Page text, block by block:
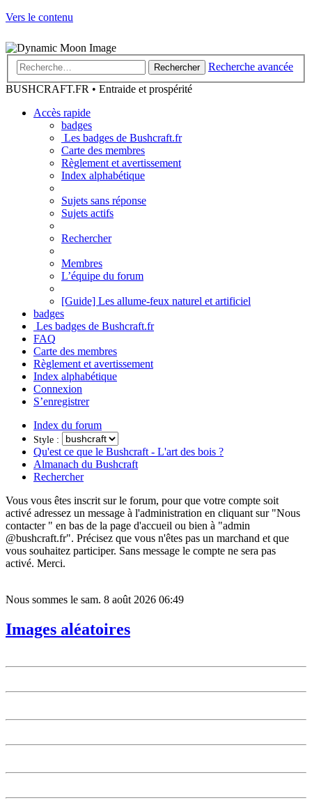
Vers le contenu
Rechercher
Recherche avancée
BUSHCRAFT.FR • Entraide et prospérité
Accès rapide
badges
Les badges de Bushcraft.fr
Carte des membres
Règlement et avertissement
Index alphabétique
Sujets sans réponse
Sujets actifs
Rechercher
Membres
L’équipe du forum
[Guide] Les allume-feux naturel et artificiel
badges
Les badges de Bushcraft.fr
FAQ
Carte des membres
Règlement et avertissement
Index alphabétique
Connexion
S’enregistrer
Index du forum
Style :
Qu'est ce que le Bushcraft - L'art des bois ?
Almanach du Bushcraft
Rechercher
Vous vous êtes inscrit sur le forum, pour que votre compte soit
activé adressez un message à l'administration en cliquant sur "Nous
contacter " en bas de la page d'accueil ou bien à "admin
@bushcraft.fr". Précisez que vous n'êtes pas un marchand et que
vous souhaitez participer. Sans message le compte ne sera pas
activé. Merci.
Nous sommes le sam. 8 août 2026 06:49
Images aléatoires